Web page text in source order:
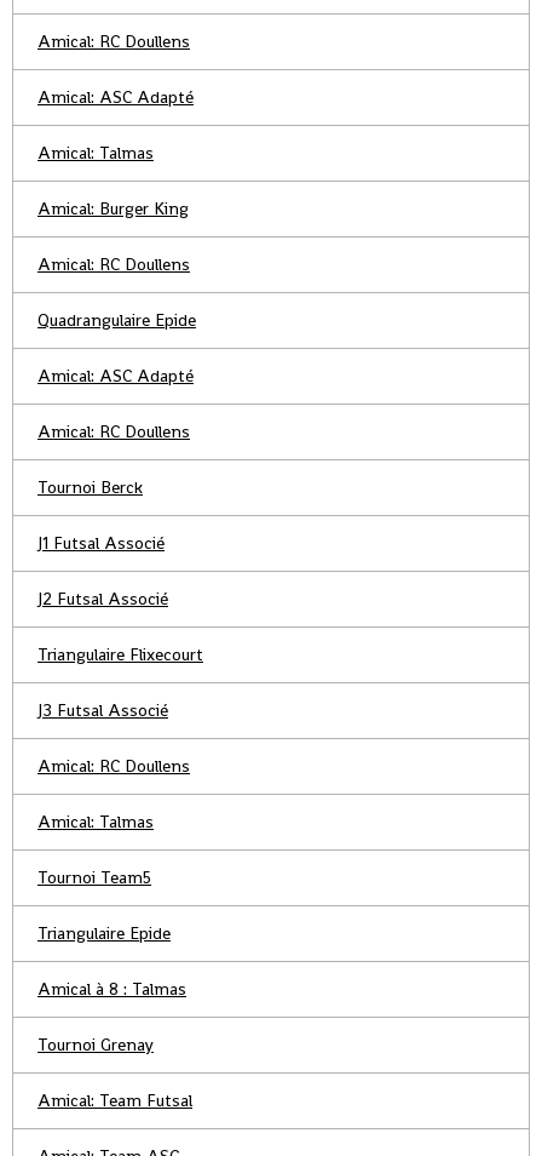
Amical: RC Doullens
Amical: ASC Adapté
Amical: Talmas
Amical: Burger King
Amical: RC Doullens
Quadrangulaire Epide
Amical: ASC Adapté
Amical: RC Doullens
Tournoi Berck
J1 Futsal Associé
J2 Futsal Associé
Triangulaire Flixecourt
J3 Futsal Associé
Amical: RC Doullens
Amical: Talmas
Tournoi Team5
Triangulaire Epide
Amical à 8 : Talmas
Tournoi Grenay
Amical: Team Futsal